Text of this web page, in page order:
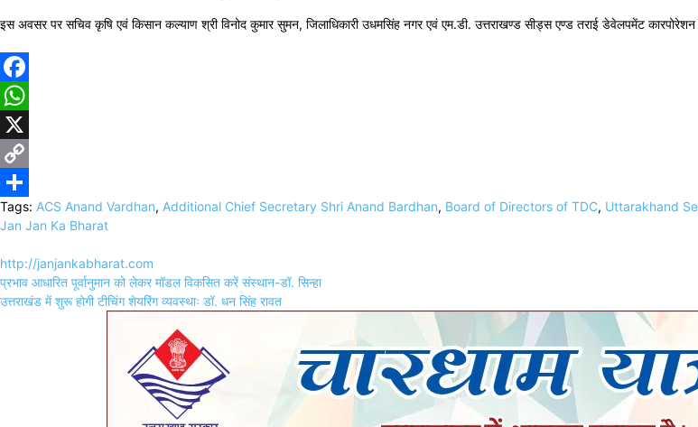
इस अवसर पर सचिव कृषि एवं किसान कल्याण श्री विनोद कुमार सुमन, जिलाधिकारी उधमसिंह नगर एवं एम.डी. उत्तराखण्ड सीड्स एण्ड तराई डेवेलपमेंट
Facebook
WhatsApp
X
Copy
Link
Share
Tags: ACS Anand Vardhan, Additional Chief Secretary Shri Anand Bardhan, Board of Directors of TDC, Uttarakhand
Jan Jan Ka Bharat
http://janjankabharat.com
Post
navigation
प्रभाव आधारित पूर्वानुमान को लेकर मॉडल विकसित करें संस्थान-डॉ. सिन्हा
उत्तराखंड में शुरू होगी टीचिंग शेयरिंग व्यवस्थाः डॉ. धन सिंह रावत